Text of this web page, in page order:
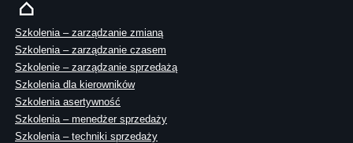
Szkolenia – zarządzanie zmianą
Szkolenia – zarządzanie czasem
Szkolenie – zarządzanie sprzedażą
Szkolenia dla kierowników
Szkolenia asertywność
Szkolenia – menedżer sprzedaży
Szkolenia – techniki sprzedaży